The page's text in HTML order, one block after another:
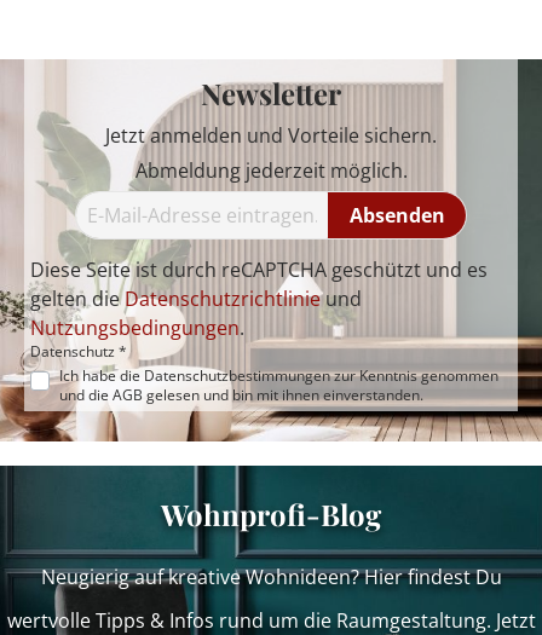
Newsletter
Jetzt anmelden und Vorteile sichern.
Abmeldung jederzeit möglich.
Absenden
Diese Seite ist durch reCAPTCHA geschützt und es
gelten dieDatenschutzrichtlinieund
Nutzungsbedingungen.
Datenschutz *
Ich habe die Datenschutzbestimmungenzur Kenntnis genommen
und die AGB gelesen und bin mit ihnen einverstanden.
Wohnprofi-Blog
Neugierig auf kreative Wohnideen? Hier findest Du
wertvolle Tipps & Infos rund um die Raumgestaltung. Jetzt